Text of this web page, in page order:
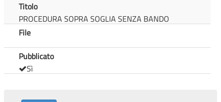
Titolo
PROCEDURA SOPRA SOGLIA SENZA BANDO
File
Pubblicato
Sì